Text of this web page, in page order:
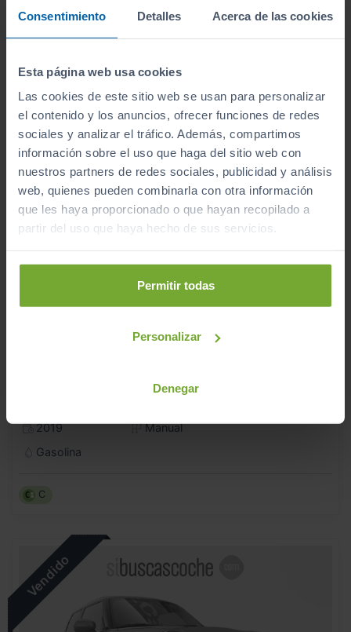
Consentimiento Detalles Acerca de las cookies
Esta página web usa cookies
Las cookies de este sitio web se usan para personalizar
el contenido y los anuncios, ofrecer funciones de redes
sociales y analizar el tráfico. Además, compartimos
información sobre el uso que haga del sitio web con
nuestros partners de redes sociales, publicidad y análisis
web, quienes pueden combinarla con otra información
que les haya proporcionado o que hayan recopilado a
partir del uso que haya hecho de sus servicios.
Permitir todas
Personalizar
Denegar
C
2019
Manual
Gasolina
C